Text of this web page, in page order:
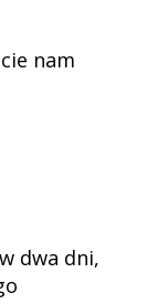
nam
dwa dni,